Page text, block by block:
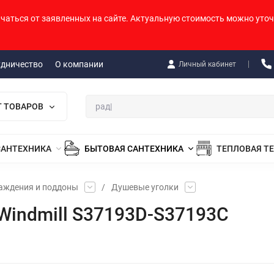
от заявленных на сайте. Актуальную стоимость можно
О компании Личный кабинет
ТОВАРОВ
БЫТОВАЯ САНТЕХНИКА ТЕПЛОВАЯ
и поддоны / Душевые уголки
S37193D-S37193C